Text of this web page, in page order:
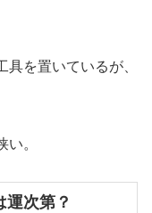
を置いているが、
。
運次第？